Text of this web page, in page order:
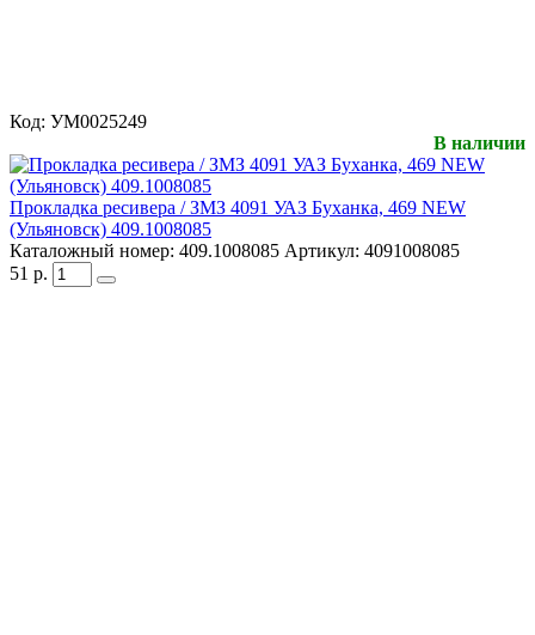
Код: УМ0025249
В наличии
Прокладка ресивера / ЗМЗ 4091 УАЗ Буханка, 469 NEW
(Ульяновск) 409.1008085
Каталожный номер: 409.1008085 Артикул: 4091008085
51 р.